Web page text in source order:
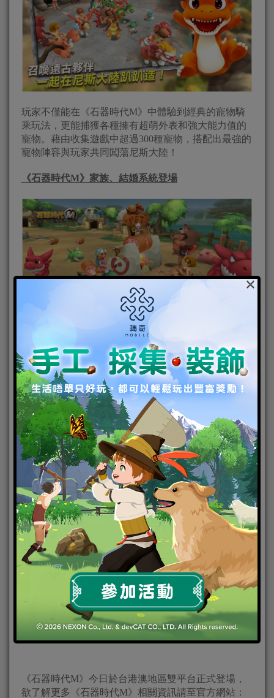
玩家不僅能在《石器時代M》中體驗到經典的寵物騎
乘玩法，更能捕獲各種擁有超萌外表和強大能力值的
寵物。藉由收集遊戲中超過300種寵物，搭配出最強的
寵物陣容與玩家共同闖蕩尼斯大陸！
《石器時代M》家族、結婚系統登場
原作經典的「家族系統」也在《石器時代M》登場。
玩家加入家族後，不僅能學習家族技能提升自身戰鬥
力，還能參與家族特有的任務，快速提升戰鬥力。透
過4種專屬的家族活動，玩家能享受與家族成員烤肉跳
舞，並共同組隊對抗外敵，捍衛家族！
而全新的「結婚系統」也在遊戲中登場，藉由送花給
暗戀對象能累積彼此的好感度，告白成為情侶且達成
特定條件後，玩家便可和心愛的人共同完成結婚任
務、申請結婚，廣邀親朋好友參加婚禮，完成重要的
終身大事！
《石器時代M》今日於台港澳地區雙平台正式登場，
欲了解更多《石器時代M》相關資訊請至官方網站：
×